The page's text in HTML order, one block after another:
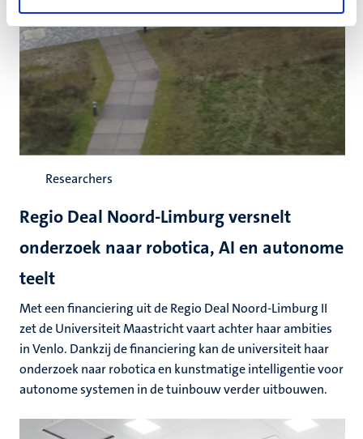
Researchers
Regio Deal Noord-Limburg versnelt
onderzoek naar robotica, AI en autonome
teelt
Met een financiering uit de Regio Deal Noord-Limburg II
zet de Universiteit Maastricht vaart achter haar ambities
in Venlo. Dankzij de financiering kan de universiteit haar
onderzoek naar robotica en kunstmatige intelligentie voor
autonome systemen in de tuinbouw verder uitbouwen.